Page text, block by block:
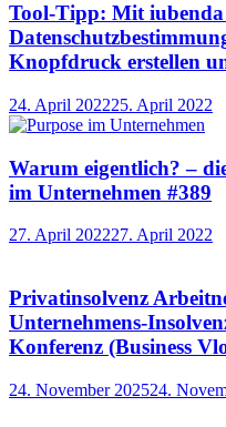
Tool-Tipp: Mit iubenda
Knopfdruck erstellen
24. April 202225. April 2022
Warum eigentlich? –
im Unternehmen #389
27. April 202227. April 2022
Privatinsolvenz
Unternehmens-
Konferenz (Business
24. November 202524.